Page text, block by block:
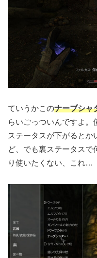
ていうかこのナーブシャ
らいごっついんですよ。
ステータスが下がるとか
ど、でも裏ステータスで
り使いたくない、これ…